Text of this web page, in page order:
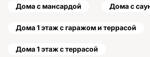
Дома с мансардой Дома с
Дома 1 этаж с гаражом и террасой
Дома 1 этаж с террасой